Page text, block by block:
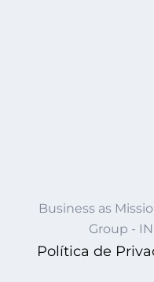
Business as
Group -
Política de